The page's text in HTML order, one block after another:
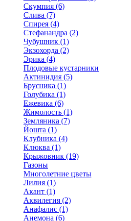
Скумпия (6)
Слива (7)
Спирея (4)
Стефанандра (2)
Чубушник (1)
Экзохорда (2)
Эрика (4)
Плодовые кустарники
Актинидия (5)
Брусника (1)
Голубика (1)
Ежевика (6)
Жимолость (1)
Земляника (7)
Йошта (1)
Клубника (4)
Клюква (1)
Крыжовник (19)
Газоны
Многолетние цветы
Лилия (1)
Акант (1)
Аквилегия (2)
Анафалис (1)
Анемона (6)